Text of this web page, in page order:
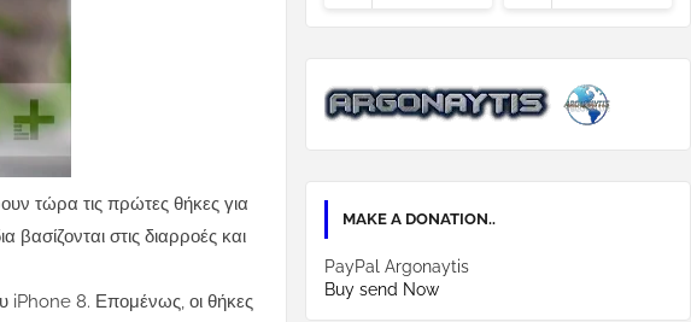
τώρα τις πρώτες θήκες για
στις διαρροές και
iPhone 8. Επομένως, οι θήκες
MAKE A DONATION..
PayPal Argonaytis
Buy send Now